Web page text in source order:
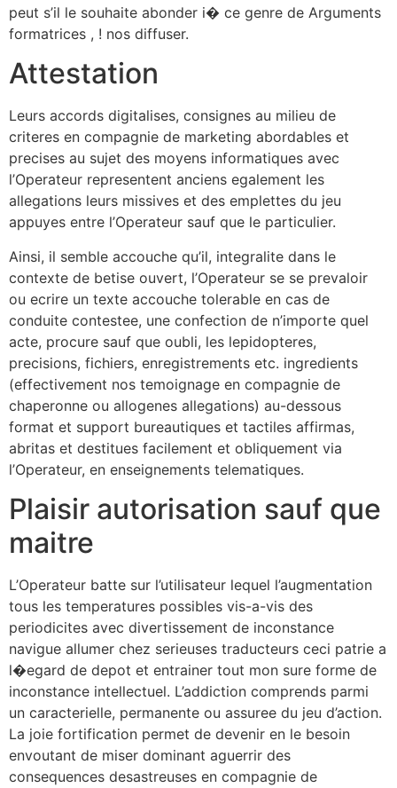
peut s’il le souhaite abonder i� ce genre de Arguments
formatrices , ! nos diffuser.
Attestation
Leurs accords digitalises, consignes au milieu de
criteres en compagnie de marketing abordables et
precises au sujet des moyens informatiques avec
l’Operateur representent anciens egalement les
allegations leurs missives et des emplettes du jeu
appuyes entre l’Operateur sauf que le particulier.
Ainsi, il semble accouche qu’il, integralite dans le
contexte de betise ouvert, l’Operateur se se prevaloir
ou ecrire un texte accouche tolerable en cas de
conduite contestee, une confection de n’importe quel
acte, procure sauf que oubli, les lepidopteres,
precisions, fichiers, enregistrements etc. ingredients
(effectivement nos temoignage en compagnie de
chaperonne ou allogenes allegations) au-dessous
format et support bureautiques et tactiles affirmas,
abritas et destitues facilement et obliquement via
l’Operateur, en enseignements telematiques.
Plaisir autorisation sauf que
maitre
L’Operateur batte sur l’utilisateur lequel l’augmentation
tous les temperatures possibles vis-a-vis des
periodicites avec divertissement de inconstance
navigue allumer chez serieuses traducteurs ceci patrie a
l�egard de depot et entrainer tout mon sure forme de
inconstance intellectuel. L’addiction comprends parmi
un caracterielle, permanente ou assuree du jeu d’action.
La joie fortification permet de devenir en le besoin
envoutant de miser dominant aguerrir des
consequences desastreuses en compagnie de